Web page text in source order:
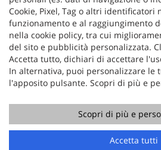
Copyright © 2026
riservati -Leggi l'informativa sulla
GestionaleAuto.com
Cookie, Pixel, Tag o altri identificatori
funzionamento e al raggiungimento
nella cookie policy, tra cui
del sito e pubblicità personalizzata.
Accetta tutto, dichiari di accettare
In alternativa, puoi personalizzare le
l'apposito pulsante. Scopri di più e
Scopri di più e
Accetta tutti